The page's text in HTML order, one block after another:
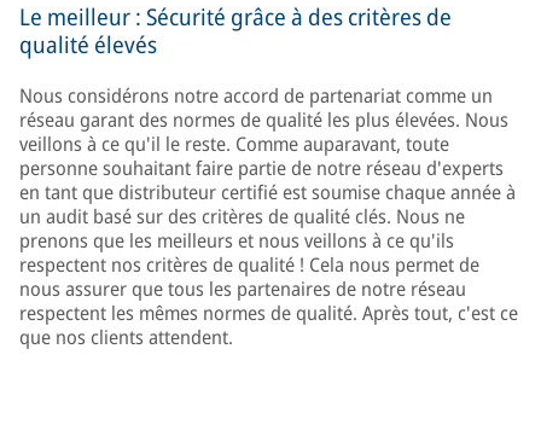
Le meilleur : Sécurité grâce à des critères de
qualité élevés
Nous considérons notre accord de partenariat comme un
réseau garant des normes de qualité les plus élevées. Nous
veillons à ce qu'il le reste. Comme auparavant, toute
personne souhaitant faire partie de notre réseau d'experts
en tant que distributeur certifié est soumise chaque année à
un audit basé sur des critères de qualité clés. Nous ne
prenons que les meilleurs et nous veillons à ce qu'ils
respectent nos critères de qualité ! Cela nous permet de
nous assurer que tous les partenaires de notre réseau
respectent les mêmes normes de qualité. Après tout, c'est ce
que nos clients attendent.